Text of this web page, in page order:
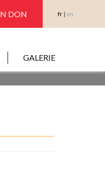
DON fr | en
GALERIE